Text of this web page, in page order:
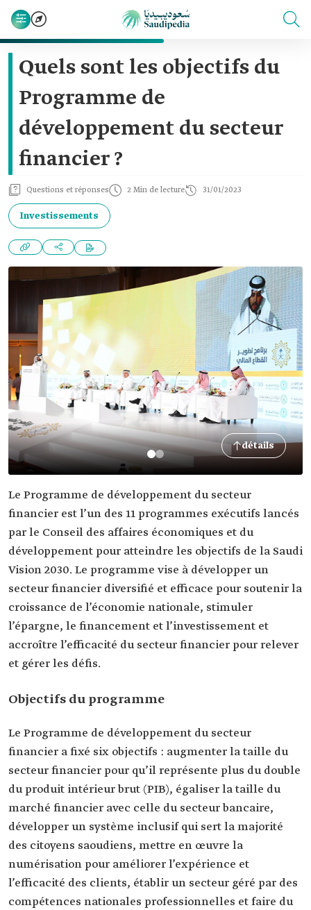
Quels sont les objectifs du
Programme de
développement du secteur
financier ?
Questions et réponses 2 Min de lecture 31/01/2023
Investissements
détails
Le Programme de développement du secteur
financier est l’un des 11 programmes exécutifs lancés
par le Conseil des affaires économiques et du
développement pour atteindre les objectifs de la Saudi
Vision 2030. Le programme vise à développer un
secteur financier diversifié et efficace pour soutenir la
croissance de l’économie nationale, stimuler
l’épargne, le financement et l’investissement et
accroître l’efficacité du secteur financier pour relever
et gérer les défis.
Objectifs du programme
Le Programme de développement du secteur
financier a fixé six objectifs : augmenter la taille du
secteur financier pour qu’il représente plus du double
du produit intérieur brut (PIB), égaliser la taille du
marché financier avec celle du secteur bancaire,
développer un système inclusif qui sert la majorité
des citoyens saoudiens, mettre en œuvre la
numérisation pour améliorer l’expérience et
l’efficacité des clients, établir un secteur géré par des
compétences nationales professionnelles et faire du